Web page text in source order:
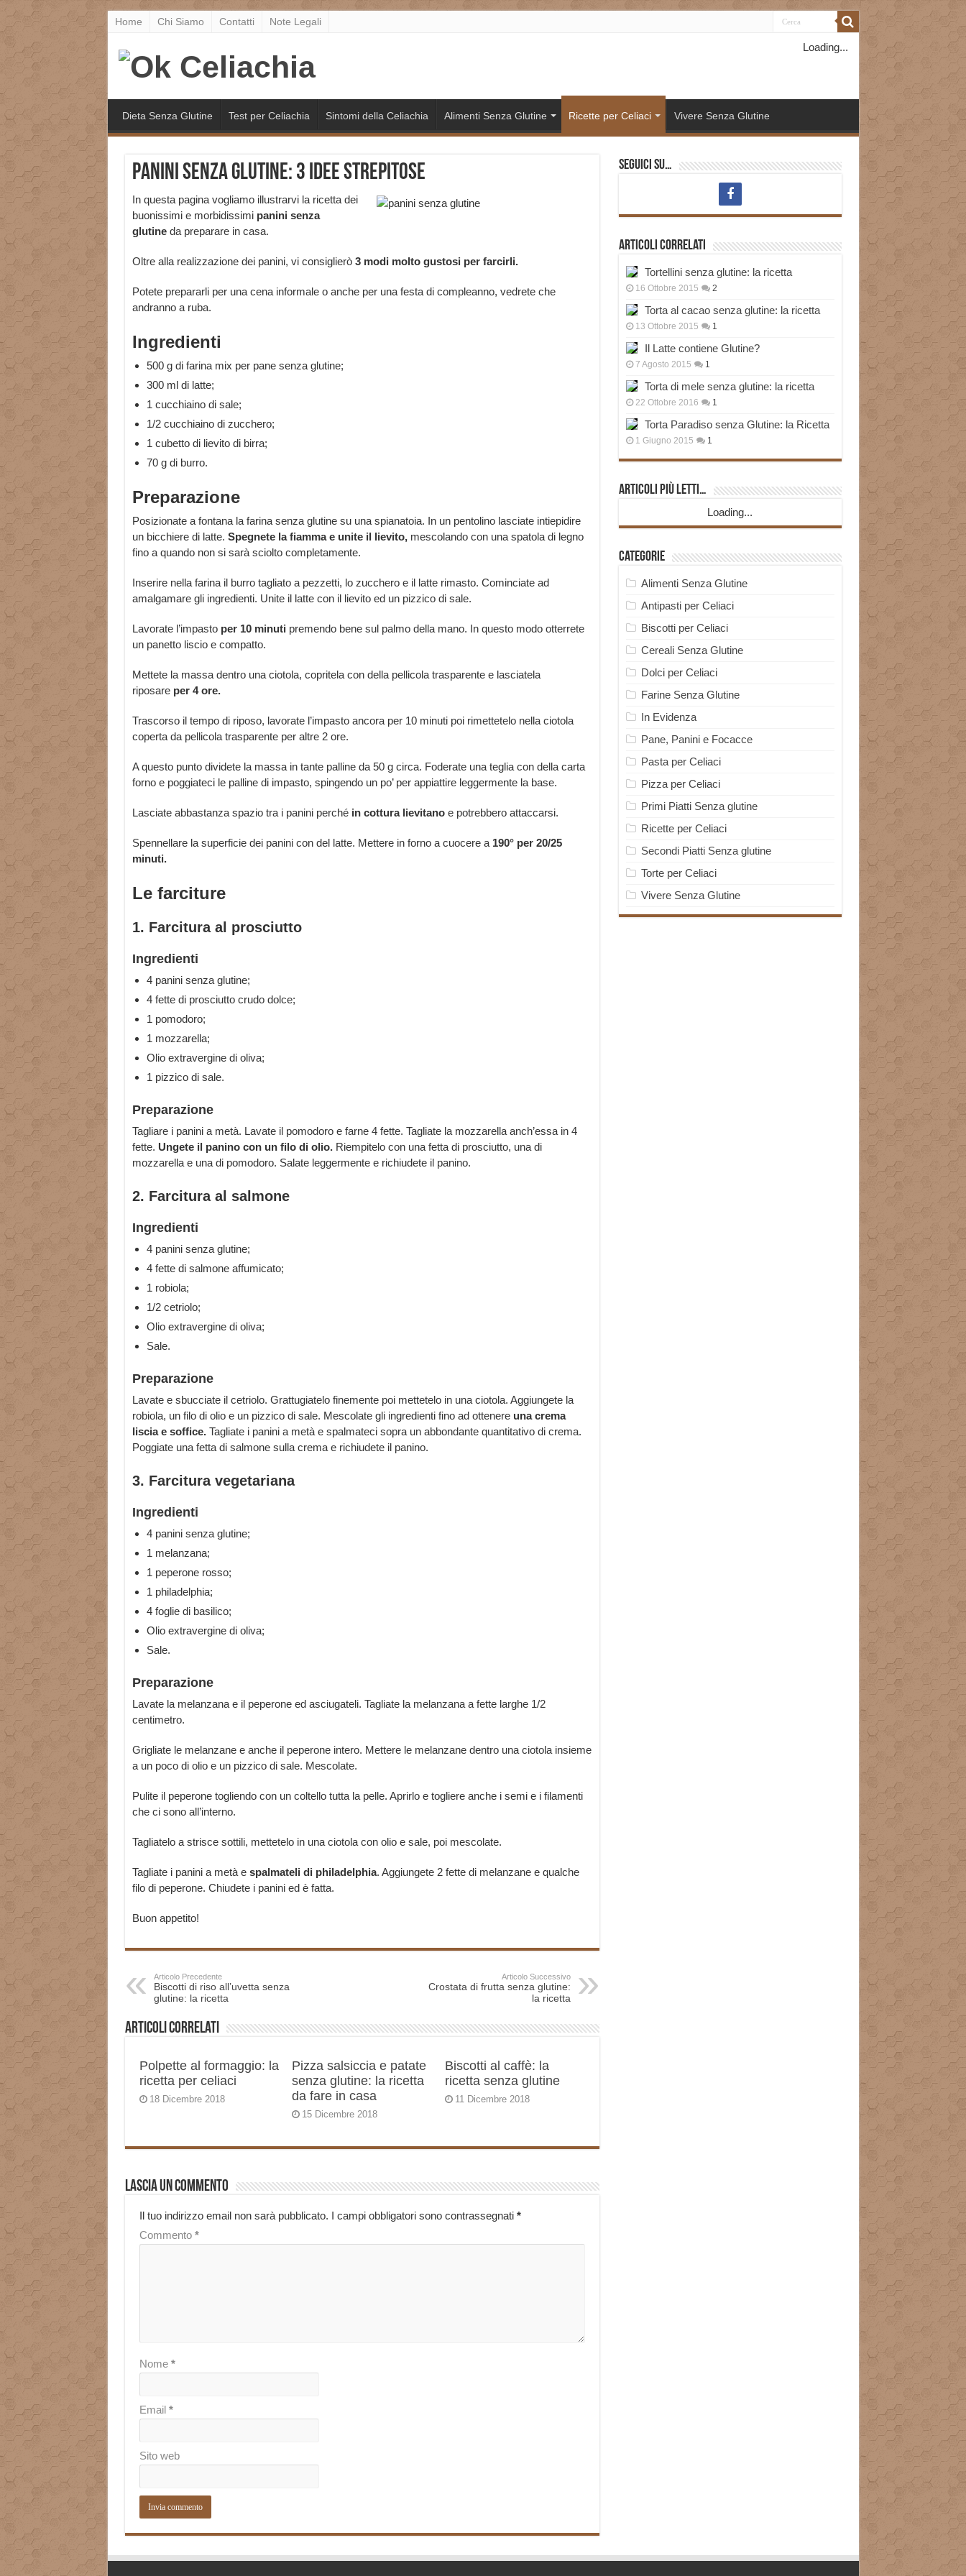
Home Chi Siamo Contatti Note Legali
Loading...
Dieta Senza Glutine Test per Celiachia Sintomi della Celiachia Alimenti Senza Glutine Ricette per Celiaci Vivere Senza Glutine
Panini senza glutine: 3 idee strepitose
In questa pagina vogliamo illustrarvi la ricetta dei
buonissimi e morbidissimi panini senza
glutine da preparare in casa.
Oltre alla realizzazione dei panini, vi consiglierò 3 modi molto gustosi per farcirli.
Potete prepararli per una cena informale o anche per una festa di compleanno, vedrete che
andranno a ruba.
Ingredienti
500 g di farina mix per pane senza glutine;
300 ml di latte;
1 cucchiaino di sale;
1/2 cucchiaino di zucchero;
1 cubetto di lievito di birra;
70 g di burro.
Preparazione
Posizionate a fontana la farina senza glutine su una spianatoia. In un pentolino lasciate intiepidire
un bicchiere di latte. Spegnete la fiamma e unite il lievito,mescolando con una spatola di legno
fino a quando non si sarà sciolto completamente.
Inserire nella farina il burro tagliato a pezzetti, lo zucchero e il latte rimasto. Cominciate ad
amalgamare gli ingredienti. Unite il latte con il lievito ed un pizzico di sale.
Lavorate l’impastoper 10 minuti premendo bene sul palmo della mano. In questo modo otterrete
un panetto liscio e compatto.
Mettete la massa dentro una ciotola, copritela con della pellicola trasparente e lasciatela
riposareper 4 ore.
Trascorso il tempo di riposo, lavorate l’impasto ancora per 10 minuti poi rimettetelo nella ciotola
coperta da pellicola trasparente per altre 2 ore.
A questo punto dividete la massa in tante palline da 50 g circa. Foderate una teglia con della carta
forno e poggiateci le palline di impasto, spingendo un po’ per appiattire leggermente la base.
Lasciate abbastanza spazio tra i panini perchéin cottura lievitanoe potrebbero attaccarsi.
Spennellare la superficie dei panini con del latte. Mettere in forno a cuocere a190° per 20/25
minuti.
Le farciture
1. Farcitura al prosciutto
Ingredienti
4 panini senza glutine;
4 fette di prosciutto crudo dolce;
1 pomodoro;
1 mozzarella;
Olio extravergine di oliva;
1 pizzico di sale.
Preparazione
Tagliare i panini a metà. Lavate il pomodoro e farne 4 fette. Tagliate la mozzarella anch’essa in 4
fette. Ungete il panino con un filo di olio.Riempitelo con una fetta di prosciutto, una di
mozzarella e una di pomodoro. Salate leggermente e richiudete il panino.
2. Farcitura al salmone
Ingredienti
4 panini senza glutine;
4 fette di salmone affumicato;
1 robiola;
1/2 cetriolo;
Olio extravergine di oliva;
Sale.
Preparazione
Lavate e sbucciate il cetriolo. Grattugiatelo finemente poi mettetelo in una ciotola. Aggiungete la
robiola, un filo di olio e un pizzico di sale. Mescolate gli ingredienti fino ad ottenere una crema
liscia e soffice.Tagliate i panini a metà e spalmateci sopra un abbondante quantitativo di crema.
Poggiate una fetta di salmone sulla crema e richiudete il panino.
3. Farcitura vegetariana
Ingredienti
4 panini senza glutine;
1 melanzana;
1 peperone rosso;
1 philadelphia;
4 foglie di basilico;
Olio extravergine di oliva;
Sale.
Preparazione
Lavate la melanzana e il peperone ed asciugateli. Tagliate la melanzana a fette larghe 1/2
centimetro.
Grigliate le melanzane e anche il peperone intero. Mettere le melanzane dentro una ciotola insieme
a un poco di olio e un pizzico di sale. Mescolate.
Pulite il peperone togliendo con un coltello tutta la pelle. Aprirlo e togliere anche i semi e i filamenti
che ci sono all’interno.
Tagliatelo a strisce sottili, mettetelo in una ciotola con olio e sale, poi mescolate.
Tagliate i panini a metà espalmateli di philadelphia. Aggiungete 2 fette di melanzane e qualche
filo di peperone. Chiudete i panini ed è fatta.
Buon appetito!
Articolo Precedente
Biscotti di riso all’uvetta senza
glutine: la ricetta
Articolo Successivo
Crostata di frutta senza glutine:
la ricetta
Articoli correlati
Polpette al formaggio: la
ricetta per celiaci
18 Dicembre 2018
Pizza salsiccia e patate
senza glutine: la ricetta
da fare in casa
15 Dicembre 2018
Biscotti al caffè: la
ricetta senza glutine
11 Dicembre 2018
Lascia un commento
Il tuo indirizzo email non sarà pubblicato. I campi obbligatori sono contrassegnati *
Commento *
Nome *
Email *
Sito web
Seguici su…
Articoli correlati
Tortellini senza glutine: la ricetta
16 Ottobre 2015 2
Torta al cacao senza glutine: la ricetta
13 Ottobre 2015 1
Il Latte contiene Glutine?
7 Agosto 2015 1
Torta di mele senza glutine: la ricetta
22 Ottobre 2016 1
Torta Paradiso senza Glutine: la Ricetta
1 Giugno 2015 1
Articoli più Letti…
Loading...
Categorie
Alimenti Senza Glutine
Antipasti per Celiaci
Biscotti per Celiaci
Cereali Senza Glutine
Dolci per Celiaci
Farine Senza Glutine
In Evidenza
Pane, Panini e Focacce
Pasta per Celiaci
Pizza per Celiaci
Primi Piatti Senza glutine
Ricette per Celiaci
Secondi Piatti Senza glutine
Torte per Celiaci
Vivere Senza Glutine